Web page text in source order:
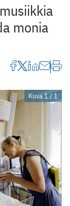
monia
Kuva 1 / 1